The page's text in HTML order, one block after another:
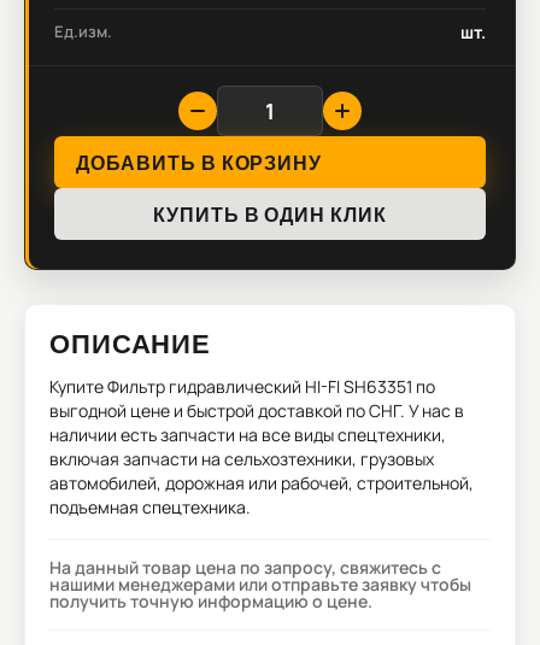
Ед.изм. шт.
ДОБАВИТЬ В КОРЗИНУ
КУПИТЬ В ОДИН КЛИК
ОПИСАНИЕ
КупитеФильтр гидравлический HI-FI SH63351 по
выгодной цене и быстрой доставкой по СНГ. У нас в
наличии есть запчасти на все виды спецтехники,
включая запчасти на сельхозтехники, грузовых
автомобилей, дорожная или рабочей, строительной,
подъемная спецтехника.
На данный товар цена по запросу, свяжитесь с
нашими менеджерами или отправьте заявку чтобы
получить точную информацию о цене.